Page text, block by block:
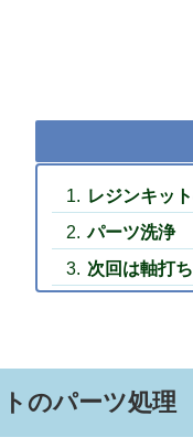
レジンキッ
パーツ洗浄
次回は軸打ち
のパーツ処理